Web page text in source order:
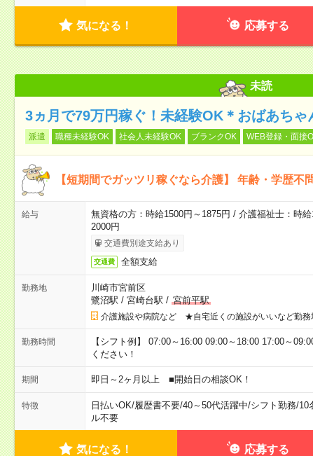
気になる！ 応募する
未読
3ヵ月で79万円稼ぐ！未経験OK＊おばあちゃ
派遣 職種未経験OK 社会人未経験OK ブランクOK WEB登録・面接
【短期間でガッツリ稼ぐなら介護】 年齢・学歴不
給与
無資格の方：時給1500円～1875円 / 介護福祉士：時
2000円
交通費別途支給あり
交通費 全額支給
勤務地
川崎市宮前区
鷺沼駅 / 宮崎台駅 / 宮前平駅
介護施設や病院など ★自宅近くの施設がいいなど勤務
勤務時間
【シフト例】 07:00～16:00 09:00～18:00 17:00～
ください！
期間 即日～2ヶ月以上 ■開始日の相談OK！
特徴 日払いOK/履歴書不要/40～50代活躍中/シフト勤務/10
ル不要
気になる！ 応募する